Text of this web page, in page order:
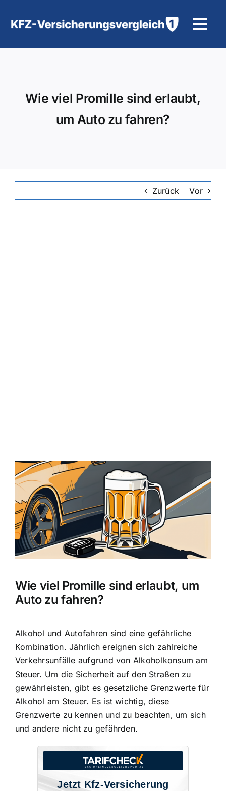
Inhalt
Hilfe und Kontakt
Wie viel Promille sind erlaubt,
um Auto zu fahren?
Zurück Vor
Zeige
grösseres
Wie viel Promille sind erlaubt, um
Auto zu fahren?
Alkohol und Autofahren sind eine gefährliche
Kombination. Jährlich ereignen sich zahlreiche
Verkehrsunfälle aufgrund von Alkoholkonsum am
Steuer. Um die Sicherheit auf den Straßen zu
gewährleisten, gibt es gesetzliche Grenzwerte für
Alkohol am Steuer. Es ist wichtig, diese
Grenzwerte zu kennen und zu beachten, um sich
und andere nicht zu gefährden.
Jetzt Kfz-Versicherung